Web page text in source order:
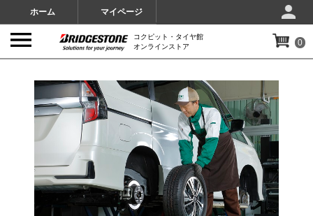
ホーム マイページ
コクピット・タイヤ館
オンラインストア
0